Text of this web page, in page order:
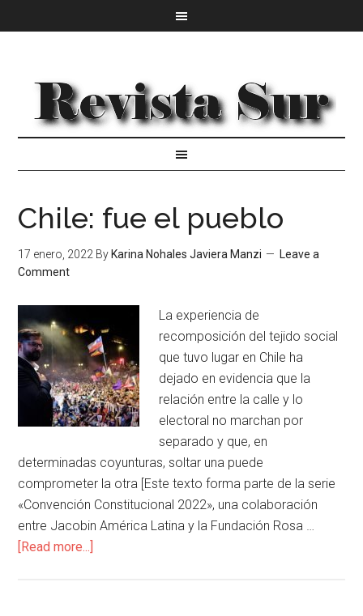
Chile: fue el pueblo
17 enero, 2022 By Karina Nohales Javiera Manzi
Leave a
Comment
La experiencia de
recomposición del tejido social
que tuvo lugar en Chile ha
dejado en evidencia que la
relación entre la calle y lo
electoral no marchan por
separado y que, en
determinadas coyunturas, soltar una puede
comprometer la otra [Este texto forma parte de la serie
«Convención Constitucional 2022», una colaboración
entre Jacobin América Latina y la Fundación Rosa …
[Read more...]